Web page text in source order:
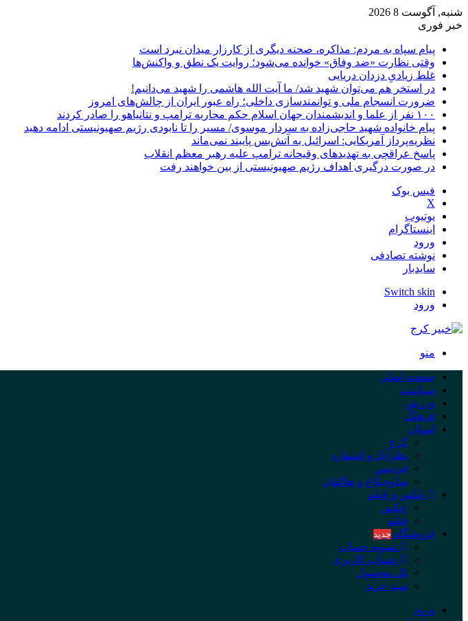
شنبه, آگوست 8 2026
خبر فوری
پیام سپاه به مردم: مذاکره، صحنه دیگری از کارزار میدان نبرد است
وقتی نظارت «ضد وفاق» خوانده می‌شود؛ روایت یک نطق و واکنش‌ها
غلط زیادیِ دزدان دریایی
در استخر هم می‌توان شهید شد/ ما آیت الله هاشمی را شهید می‌دانیم!
ضرورت انسجام ملی و توانمندسازی داخلی؛ راه عبور ایران از چالش‌های امروز
۱۰۰ نفر از علما و اندیشمندان جهان اسلام حکم محاربه ترامپ و نتانیاهو را صادر کردند
پیام خانواده شهید حاجی‌زاده به سردار موسوی/ مسیر را تا نابودی رژیم صهیونیستی ادامه دهید
نظریه‌پرداز آمریکایی: اسرائیل به آتش‌بس پایبند نمی‌ماند
پاسخ عراقچی به تهدیدهای وقیحانه ترامپ علیه رهبر معظم انقلاب
در صورت درگیری اهداف رژیم صهیونیستی از بین خواهند رفت
فیس بوک
X
یوتیوب
اینستاگرام
ورود
نوشته تصادفی
سایدبار
Switch skin
ورود
منو
صفحه اصلی
سیاست
ورزش
فرهنگ
استان
کرج
نظرآباد و اشتهارد
فردیس
ساوجبلاغ و طالقان
عکس و فیلم
عکس
فیلم
فروشگاه جدید
تسویه حساب
حساب کاربری
تک محصول
سبد خرید
ورود